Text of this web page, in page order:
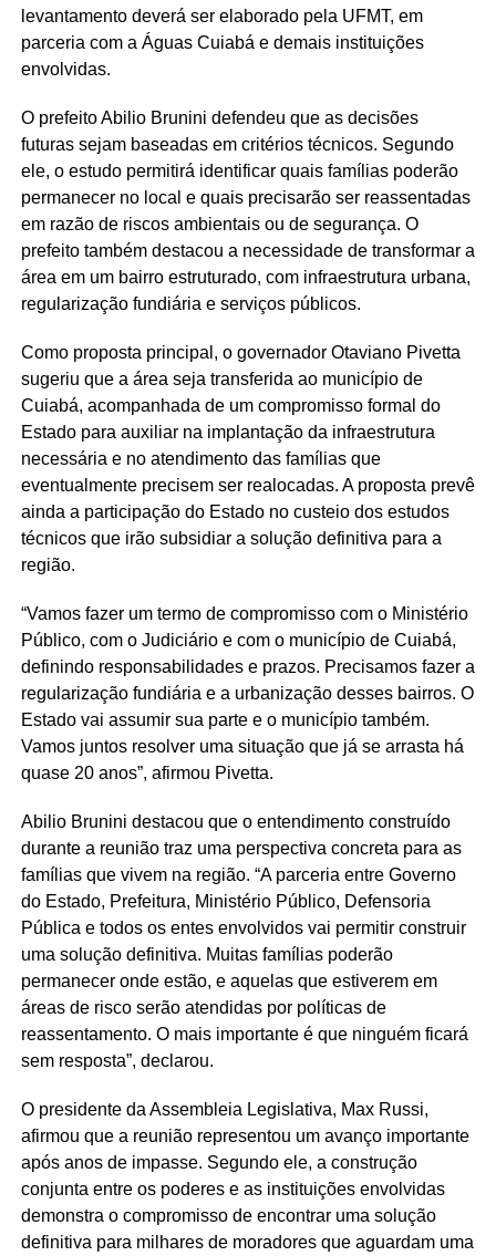
levantamento deverá ser elaborado pela UFMT, em
parceria com a Águas Cuiabá e demais instituições
envolvidas.
O prefeito Abilio Brunini defendeu que as decisões
futuras sejam baseadas em critérios técnicos. Segundo
ele, o estudo permitirá identificar quais famílias poderão
permanecer no local e quais precisarão ser reassentadas
em razão de riscos ambientais ou de segurança. O
prefeito também destacou a necessidade de transformar a
área em um bairro estruturado, com infraestrutura urbana,
regularização fundiária e serviços públicos.
Como proposta principal, o governador Otaviano Pivetta
sugeriu que a área seja transferida ao município de
Cuiabá, acompanhada de um compromisso formal do
Estado para auxiliar na implantação da infraestrutura
necessária e no atendimento das famílias que
eventualmente precisem ser realocadas. A proposta prevê
ainda a participação do Estado no custeio dos estudos
técnicos que irão subsidiar a solução definitiva para a
região.
“Vamos fazer um termo de compromisso com o Ministério
Público, com o Judiciário e com o município de Cuiabá,
definindo responsabilidades e prazos. Precisamos fazer a
regularização fundiária e a urbanização desses bairros. O
Estado vai assumir sua parte e o município também.
Vamos juntos resolver uma situação que já se arrasta há
quase 20 anos”, afirmou Pivetta.
Abilio Brunini destacou que o entendimento construído
durante a reunião traz uma perspectiva concreta para as
famílias que vivem na região. “A parceria entre Governo
do Estado, Prefeitura, Ministério Público, Defensoria
Pública e todos os entes envolvidos vai permitir construir
uma solução definitiva. Muitas famílias poderão
permanecer onde estão, e aquelas que estiverem em
áreas de risco serão atendidas por políticas de
reassentamento. O mais importante é que ninguém ficará
sem resposta”, declarou.
O presidente da Assembleia Legislativa, Max Russi,
afirmou que a reunião representou um avanço importante
após anos de impasse. Segundo ele, a construção
conjunta entre os poderes e as instituições envolvidas
demonstra o compromisso de encontrar uma solução
definitiva para milhares de moradores que aguardam uma